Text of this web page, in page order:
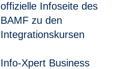
offizielle Infoseite des
BAMF zu den
Integrationskursen
Info-Xpert Business